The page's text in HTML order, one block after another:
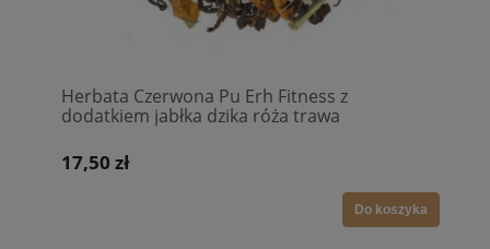
Herbata Czerwona Pu Erh Fitness z
dodatkiem jabłka dzika róża trawa
17,50 zł
Do koszyka